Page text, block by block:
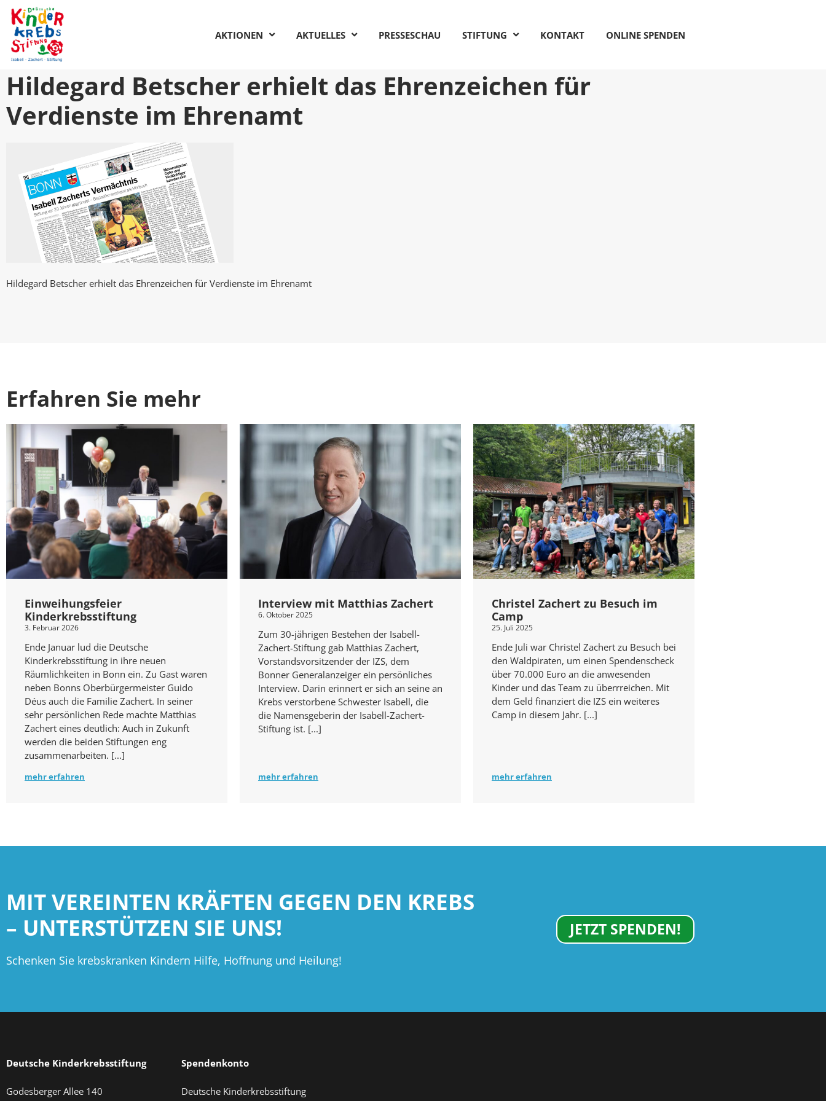
AKTIONEN AKTUELLES PRESSESCHAU STIFTUNG KONTAKT ONLINE SPENDEN
Hildegard Betscher erhielt das Ehrenzeichen für
Verdienste im Ehrenamt
Hildegard Betscher erhielt das Ehrenzeichen für Verdienste im Ehrenamt
Erfahren Sie mehr
Einweihungsfeier
Kinderkrebsstiftung
3. Februar 2026
Ende Januar lud die Deutsche
Kinderkrebsstiftung in ihre neuen
Räumlichkeiten in Bonn ein. Zu Gast waren
neben Bonns Oberbürgermeister Guido
Déus auch die Familie Zachert. In seiner
sehr persönlichen Rede machte Matthias
Zachert eines deutlich: Auch in Zukunft
werden die beiden Stiftungen eng
zusammenarbeiten.
mehr erfahren
Interview mit Matthias Zachert
6. Oktober 2025
Zum 30-jährigen Bestehen der Isabell-
Zachert-Stiftung gab Matthias Zachert,
Vorstandsvorsitzender der IZS, dem
Bonner Generalanzeiger ein persönliches
Interview. Darin erinnert er sich an seine an
Krebs verstorbene Schwester Isabell, die
die Namensgeberin der Isabell-Zachert-
Stiftung ist.
mehr erfahren
Christel Zachert zu Besuch im
Camp
25. Juli 2025
Ende Juli war Christel Zachert zu Besuch bei
den Waldpiraten, um einen Spendenscheck
über 70.000 Euro an die anwesenden
Kinder und das Team zu überrreichen. Mit
dem Geld finanziert die IZS ein weiteres
Camp in diesem Jahr.
mehr erfahren
MIT VEREINTEN KRÄFTEN GEGEN DEN KREBS
– UNTERSTÜTZEN SIE UNS!
Schenken Sie krebskranken Kindern Hilfe, Hoffnung und Heilung!
JETZT SPENDEN!
Deutsche Kinderkrebsstiftung
Godesberger Allee 140
Spendenkonto
Deutsche Kinderkrebsstiftung